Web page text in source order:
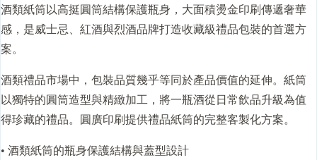
酒類紙筒以高挺圓筒結構保護瓶身，大面積燙金印刷傳遞奢華
感，是威士忌、紅酒與烈酒品牌打造收藏級禮品包裝的首選方
案。
酒類禮品市場中，包裝品質幾乎等同於產品價值的延伸。紙筒
以獨特的圓筒造型與精緻加工，將一瓶酒從日常飲品升級為值
得珍藏的禮品。圓廣印刷提供禮品紙筒的完整客製化方案。
• 酒類紙筒的瓶身保護結構與蓋型設計